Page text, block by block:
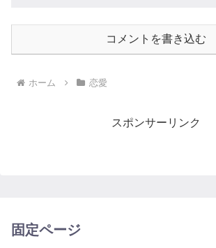
コメントを書き込む
ホーム 恋愛
スポンサーリンク
固定ページ